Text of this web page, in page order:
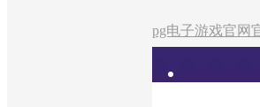
pg电子游戏官网